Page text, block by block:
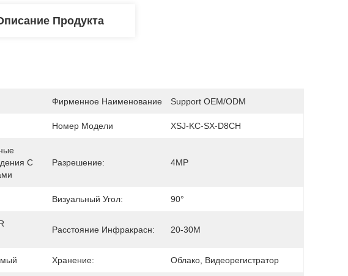
Продукта
Фирменное Наименование Support OEM/ODM
Номер Модели XSJ-KC-SX-D8CH
С
Разрешение: 4MP
Визуальный Угол: 90°
Расстояние Инфракрасн: 20-30М
Хранение: Облако, Видеорегистратор